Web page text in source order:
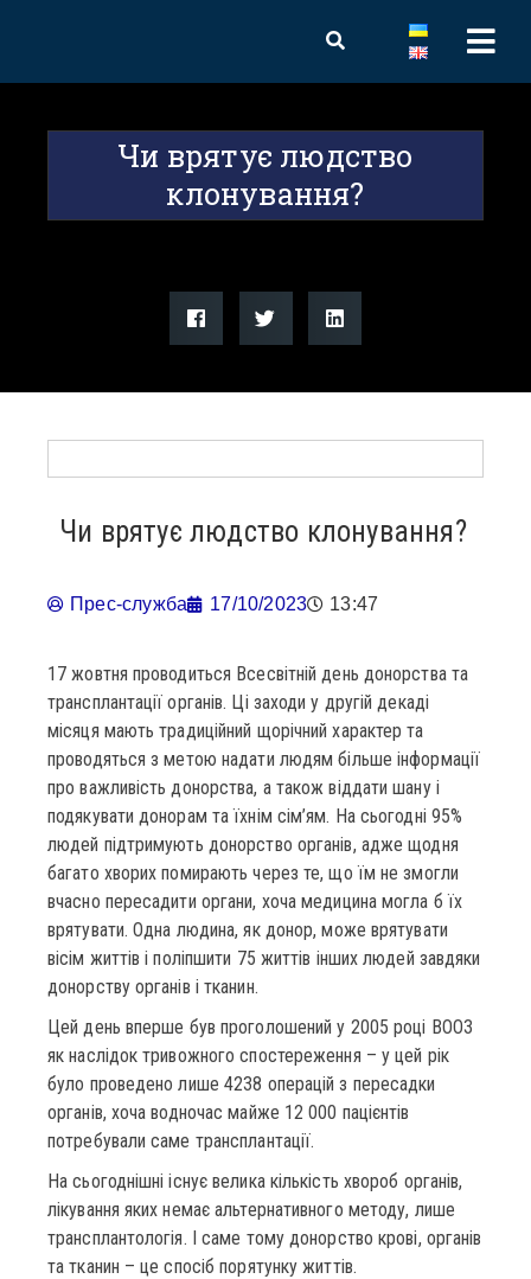
Чи врятує людство
клонування?
Чи врятує людство клонування?
Прес-служба 17/10/2023 13:47
17 жовтня проводиться Всесвітній день донорства та
трансплантації органів. Ці заходи у другій декаді
місяця мають традиційний щорічний характер та
проводяться з метою надати людям більше інформації
про важливість донорства, а також віддати шану і
подякувати донорам та їхнім сім’ям. На сьогодні 95%
людей підтримують донорство органів, адже щодня
багато хворих помирають через те, що їм не змогли
вчасно пересадити органи, хоча медицина могла б їх
врятувати. Одна людина, як донор, може врятувати
вісім життів і поліпшити 75 життів інших людей завдяки
донорству органів і тканин.
Цей день вперше був проголошений у 2005 році ВООЗ
як наслідок тривожного спостереження – у цей рік
було проведено лише 4238 операцій з пересадки
органів, хоча водночас майже 12 000 пацієнтів
потребували саме трансплантації.
На сьогоднішні існує велика кількість хвороб органів,
лікування яких немає альтернативного методу, лише
трансплантологія. І саме тому донорство крові, органів
та тканин – це спосіб порятунку життів.